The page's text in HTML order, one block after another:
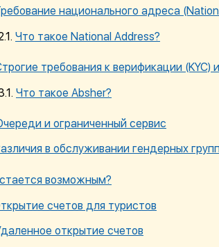
национального адреса
Что такое National Address?
требования к верификации (KYC)
Что такое Absher?
и ограниченный сервис
в обслуживании гендерных групп
возможным?
счетов для туристов
открытие счетов